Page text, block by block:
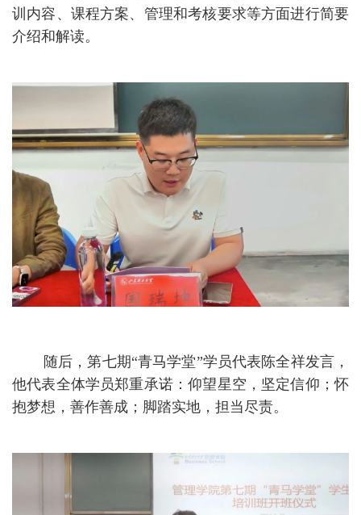
训内容、课程方案、管理和考核要求等方面进行简要
介绍和解读。
随后，第七期“青马学堂”学员代表陈全祥发言，
他代表全体学员郑重承诺：仰望星空，坚定信仰；怀
抱梦想，善作善成；脚踏实地，担当尽责。